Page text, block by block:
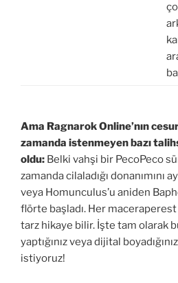
Ama Ragnarok Online’nın
zamanda istenmeyen bazı
oldu: Belki vahşi bir PecoPeco
zamanda cilaladığı donanımını
veya Homunculus’u aniden
flörte başladı. Her
tarz hikaye bilir. İşte tam olarak
yaptığınız veya dijital
istiyoruz!